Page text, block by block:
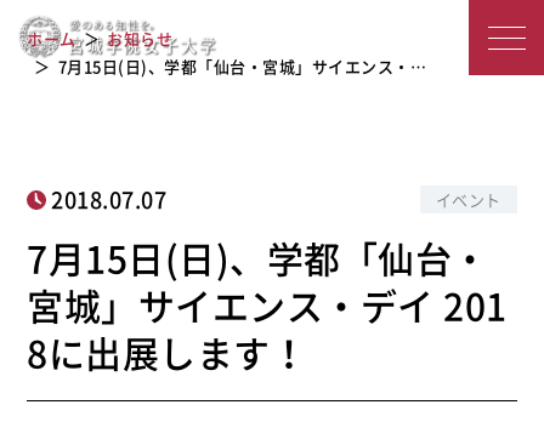
城
子
大
学
7月15日(日)、学都「仙台・宮城」サイ
エンス・デイ 2018に出展します！
ホーム
お知らせ
7月15日(日)、学都「仙台・宮城」サイエンス・…
2018.07.07 イベント
7月15日(日)、学都「仙台・
宮城」サイエンス・デイ 201
8に出展します！